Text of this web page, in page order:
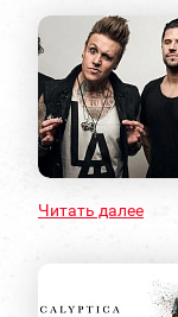
Читать далее